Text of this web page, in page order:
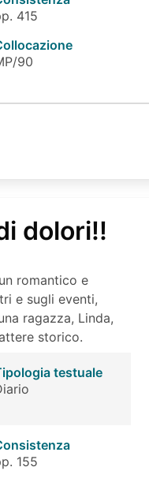
415
90
dolori!!
romantico e
e sugli eventi,
ragazza, Linda,
storico.
testuale
155